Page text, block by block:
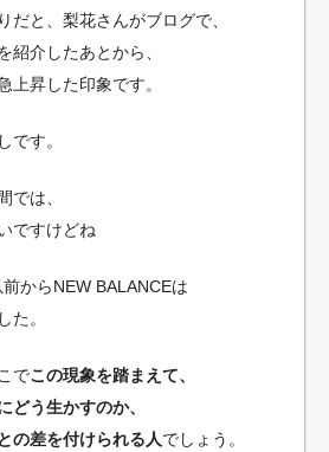
だと、梨花さんがブログで、
紹介したあとから、
上昇した印象です。
です。
では、
ですけどね
からNEW BALANCEは
た。
でこの現象を踏まえて、
どう生かすのか、
の差を付けられる人でしょう。